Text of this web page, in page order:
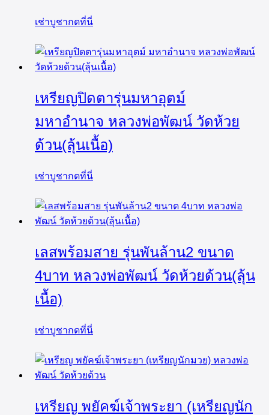
เช่าบูชากดที่นี่
เหรียญปิดตารุ่นมหาอุตม์
มหาอำนาจ หลวงพ่อพัฒน์ วัดห้วย
ด้วน(ลุ้นเนื้อ)
เช่าบูชากดที่นี่
เลสพร้อมสาย รุ่นพันล้าน2 ขนาด
4บาท หลวงพ่อพัฒน์ วัดห้วยด้วน(ลุ้น
เนื้อ)
เช่าบูชากดที่นี่
เหรียญ พยัคฆ์เจ้าพระยา (เหรียญนัก